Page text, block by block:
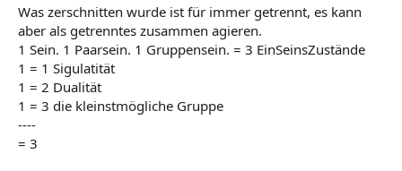
Was zerschnitten wurde ist für immer getrennt, es kann
aber als getrenntes zusammen agieren.
1 Sein. 1 Paarsein. 1 Gruppensein. = 3 EinSeinsZustände
1 = 1 Sigulatität
1 = 2 Dualität
1 = 3 die kleinstmögliche Gruppe
----
= 3